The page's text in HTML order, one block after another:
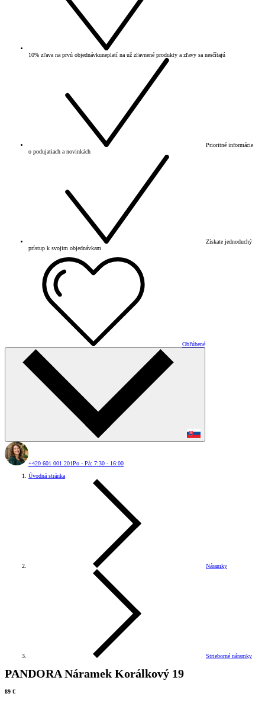
10% zľava na prvú objednávkuneplatí na už zľavnené produkty a zľavy sa nesčítajú
Prioritné informácie
o podujatiach a novinkách
Získate jednoduchý
prístup k svojim objednávkam
Obľúbené
+420 601 001 201Po - Pá: 7:30 - 16:00
Úvodná stránka
Náramky
Strieborné náramky
PANDORA Náramek Korálkový 19
89 €